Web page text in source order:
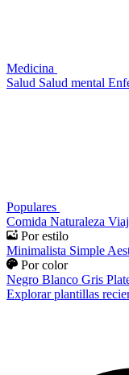
Medicina
Salud Salud mental
Populares
Comida Naturaleza
Por estilo
Minimalista Simple
Por color
Negro Blanco Gris
Explorar plantillas